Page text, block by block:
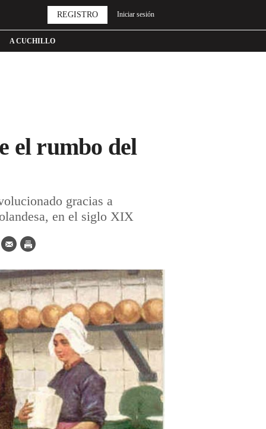
A CUCHILLO
REGISTRO Iniciar sesión
el rumbo del
gracias a
en el siglo XIX